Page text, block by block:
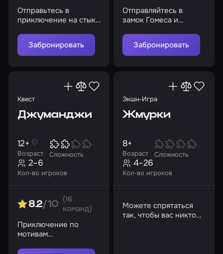
Отправьтесь в
приключение на стыке
Забронировать
Отправляйтесь в
замок Гомеса и
секреты их поместья
Забронировать
Квест
Джуманджи
Возраст
12+
Сложность
Кол-во игроков
2–6
8.2/10
(16
команд)
Приключение по
мотивам
Экшн-Игра
Жмурки
Возраст
8+
Сложность
Кол-во игроков
4–26
Можете спрятаться
так, чтобы вас никто